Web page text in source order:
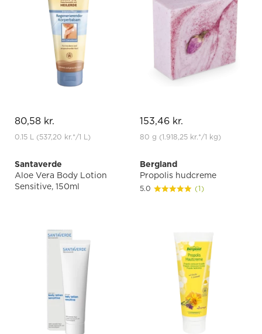
80,58 kr.
0.15 L (537,20 kr.*/1 L)
153,46 kr.
80 g (1.918,25 kr.*/1 kg)
Santaverde
Aloe Vera Body Lotion
Sensitive, 150ml
Bergland
Propolis hudcreme
5.0 (1)